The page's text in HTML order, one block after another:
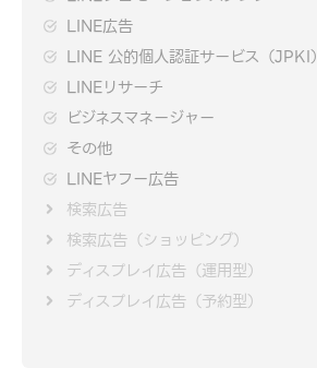
LINE広告
LINE 公的個人認証サービス（JPKI）
LINEリサーチ
ビジネスマネージャー
その他
LINEヤフー広告
検索広告
検索広告（ショッピング）
ディスプレイ広告（運用型）
ディスプレイ広告（予約型）